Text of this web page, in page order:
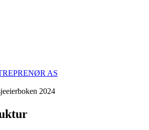
AS
2024